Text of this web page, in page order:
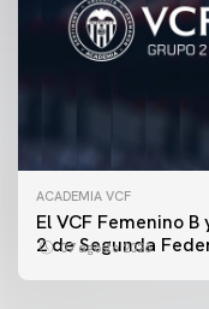
ACADEMIA VCF
El VCF Femenino
2 de Segunda
07 agosto 2026
PRIMER EQUIPO
ENTRENAMIENTO